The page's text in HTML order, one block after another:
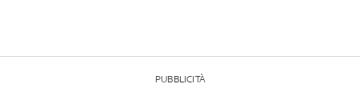
PUBBLICITÀ